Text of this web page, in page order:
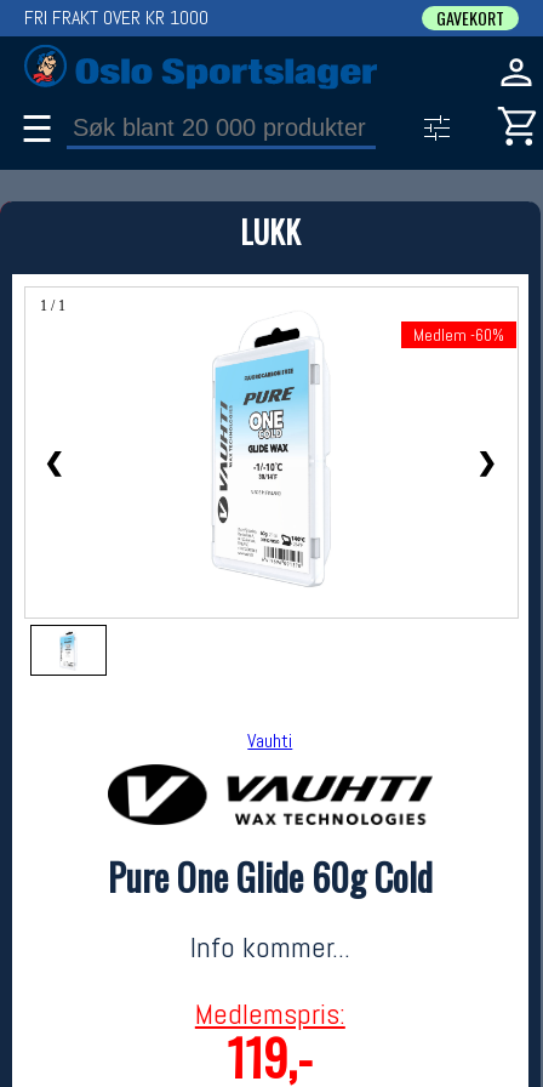
LUKK
1 / 1
❮ ❯
Medlem -60%
Vauhti
Pure One Glide 60g Cold
Info kommer...
Medlemspris:
119,-
FRI FRAKT OVER KR 1000 GAVEKORT
☰
PRODUKT
Produkter (1)
Bruk filter til å spisse søket
Vauhti
Pure One Glide 60g Cold
299,- MEDLEM:119,-